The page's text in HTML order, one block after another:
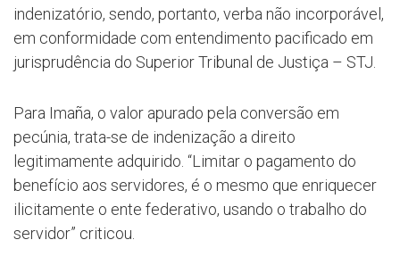
indenizatório, sendo, portanto, verba não incorporável,
em conformidade com entendimento pacificado em
jurisprudência do Superior Tribunal de Justiça – STJ.
Para Imaña, o valor apurado pela conversão em
pecúnia, trata-se de indenização a direito
legitimamente adquirido. “Limitar o pagamento do
benefício aos servidores, é o mesmo que enriquecer
ilicitamente o ente federativo, usando o trabalho do
servidor” criticou.